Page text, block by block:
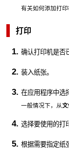
有关如何添加打
打印
确认打印机是否
装入纸张。
在应用程序中选
一般情况下，从
选择要使用的打
根据需要指定纸